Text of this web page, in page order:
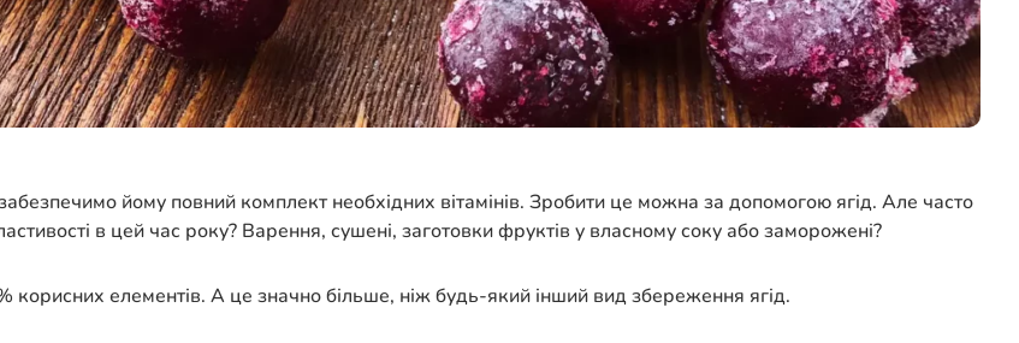
йому повний комплект необхідних вітамінів. Зробити це можна за допомогою ягід. Але часто
в цей час року? Варення, сушені, заготовки фруктів у власному соку або заморожені?
елементів. А це значно більше, ніж будь-який інший вид збереження ягід.